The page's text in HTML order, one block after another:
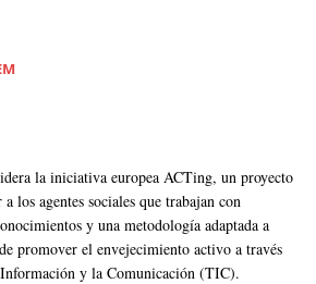
la iniciativa europea ACTing, un proyecto
los agentes sociales que trabajan con
y una metodología adaptada a
promover el envejecimiento activo a través
y la Comunicación (TIC).